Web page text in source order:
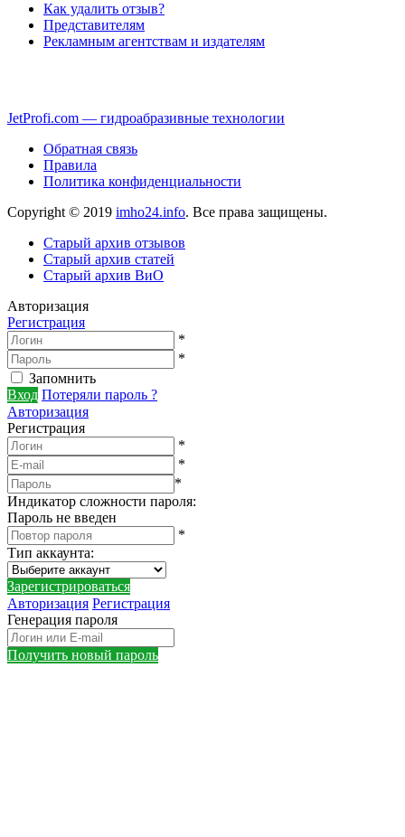
Как удалить отзыв?
Представителям
Рекламным агентствам и издателям
JetProfi.com — гидроабразивные технологии
Обратная связь
Правила
Политика конфиденциальности
Copyright © 2019 imho24.info. Все права защищены.
Старый архив отзывов
Старый архив статей
Старый архив ВиО
Авторизация
Регистрация
*
*
Запомнить
Вход Потеряли пароль ?
Авторизация
Регистрация
*
*
*
Индикатор сложности пароля:
Пароль не введен
*
Тип аккаунта:
Зарегистрироваться
Авторизация Регистрация
Генерация пароля
Получить новый пароль